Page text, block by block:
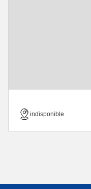
indisponible